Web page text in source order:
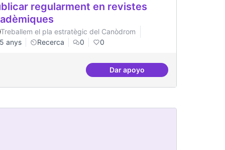
regularment en revistes
Treballem el pla estratègic del Canòdrom
5 anys
Recerca 0 0
Dar apoyoPublicar regularment en